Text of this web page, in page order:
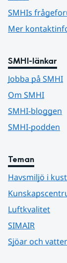
SMHIs
Mer
SMHI-länkar
Jobba på SMHI
Om SMHI
SMHI-bloggen
SMHI-podden
Teman
Havsmiljö i
Luftkvalitet
SIMAIR
Sjöar och